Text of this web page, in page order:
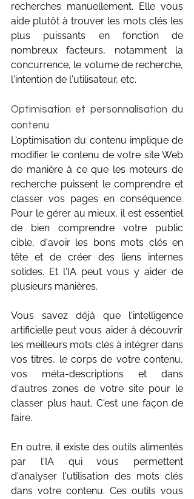
recherches manuellement. Elle vous
aide plutôt à trouver les mots clés les
plus puissants en fonction de
nombreux facteurs, notamment la
concurrence, le volume de recherche,
l'intention de l'utilisateur, etc.
Optimisation et personnalisation du
contenu
L'optimisation du contenu implique de
modifier le contenu de votre site Web
de manière à ce que les moteurs de
recherche puissent le comprendre et
classer vos pages en conséquence.
Pour le gérer au mieux, il est essentiel
de bien comprendre votre public
cible, d'avoir les bons mots clés en
tête et de créer des liens internes
solides. Et l'IA peut vous y aider de
plusieurs manières.
Vous savez déjà que l'intelligence
artificielle peut vous aider à découvrir
les meilleurs mots clés à intégrer dans
vos titres, le corps de votre contenu,
vos méta-descriptions et dans
d'autres zones de votre site pour le
classer plus haut. C'est une façon de
faire.
En outre, il existe des outils alimentés
par l'IA qui vous permettent
d'analyser l'utilisation des mots clés
dans votre contenu. Ces outils vous